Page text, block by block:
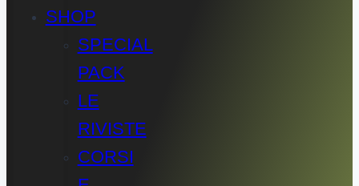
SHOP
SPECIAL
PACK
LE
RIVISTE
CORSI